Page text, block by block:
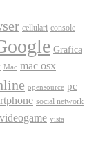
cellulari console
Grafica
Mac mac osx
opensource pc
social network
videogame vista